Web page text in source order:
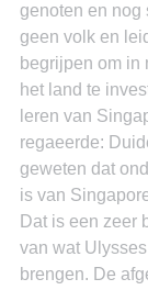
genoten en nog
geen volk en
begrijpen om in
het land te
leren van
regaeerde:
geweten dat
is van
Dat is een zeer
van wat
brengen. De